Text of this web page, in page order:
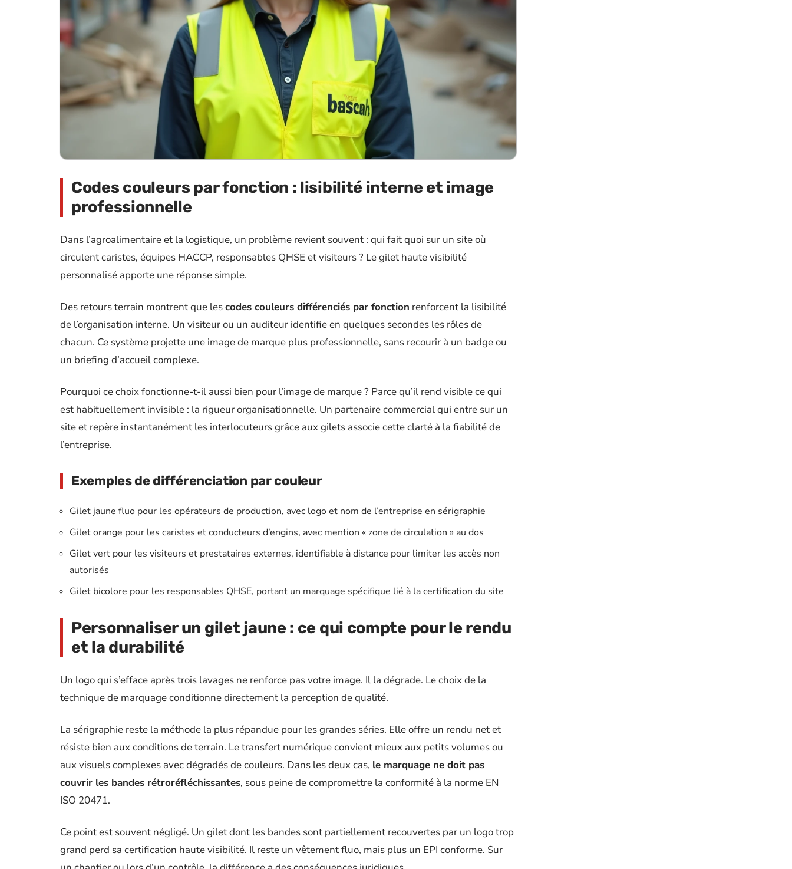
Codes couleurs par fonction : lisibilité interne et image
professionnelle
Dans l’agroalimentaire et la logistique, un problème revient souvent : qui fait quoi sur un site où
circulent caristes, équipes HACCP, responsables QHSE et visiteurs ? Le gilet haute visibilité
personnalisé apporte une réponse simple.
Des retours terrain montrent que lescodes couleurs différenciés par fonction renforcent la lisibilité
de l’organisation interne. Un visiteur ou un auditeur identifie en quelques secondes les rôles de
chacun. Ce système projette une image de marque plus professionnelle, sans recourir à un badge ou
un briefing d’accueil complexe.
Pourquoi ce choix fonctionne-t-il aussi bien pour l’image de marque ? Parce qu’il rend visible ce qui
est habituellement invisible : la rigueur organisationnelle. Un partenaire commercial qui entre sur un
site et repère instantanément les interlocuteurs grâce aux gilets associe cette clarté à la fiabilité de
l’entreprise.
Exemples de différenciation par couleur
Gilet jaune fluo pour les opérateurs de production, avec logo et nom de l’entreprise en sérigraphie
Gilet orange pour les caristes et conducteurs d’engins, avec mention « zone de circulation » au dos
Gilet vert pour les visiteurs et prestataires externes, identifiable à distance pour limiter les accès non
autorisés
Gilet bicolore pour les responsables QHSE, portant un marquage spécifique lié à la certification du site
Personnaliser un gilet jaune : ce qui compte pour le rendu
et la durabilité
Un logo qui s’efface après trois lavages ne renforce pas votre image. Il la dégrade. Le choix de la
technique de marquage conditionne directement la perception de qualité.
La sérigraphie reste la méthode la plus répandue pour les grandes séries. Elle offre un rendu net et
résiste bien aux conditions de terrain. Le transfert numérique convient mieux aux petits volumes ou
aux visuels complexes avec dégradés de couleurs. Dans les deux cas, le marquage ne doit pas
couvrir les bandes rétroréfléchissantes, sous peine de compromettre la conformité à la norme EN
ISO 20471.
Ce point est souvent négligé. Un gilet dont les bandes sont partiellement recouvertes par un logo trop
grand perd sa certification haute visibilité. Il reste un vêtement fluo, mais plus un EPI conforme. Sur